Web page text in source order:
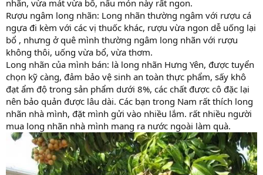
nhãn, vừa mát vừa bổ, nấu món này rất ngon.
Rượu ngâm long nhãn: Long nhãn thường ngâm với rượu cá
ngựa đi kèm với các vị thuốc khác, rượu vừa ngon dễ uống lại
bổ , nhưng ở quê mình thường ngâm long nhãn với rượu
không thôi, uống vừa bổ, vừa thơm.
Long nhãn của mình bán: là long nhãn Hưng Yên, được tuyển
chọn kỹ càng, đảm bảo vệ sinh an toàn thực phẩm, sấy khô
đạt ẩm độ trong sản phẩm dưới 8%, các chất được cô đặc lại
nên bảo quản được lâu dài. Các bạn trong Nam rất thích long
nhãn nhà mình, đặt mình gửi vào nhiều lắm. rất nhiều người
mua long nhãn nhà mình mang ra nước ngoài làm quà.